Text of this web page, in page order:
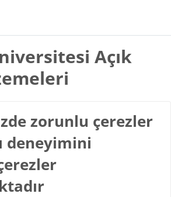
Açık
zorunlu çerezler
deneyimini